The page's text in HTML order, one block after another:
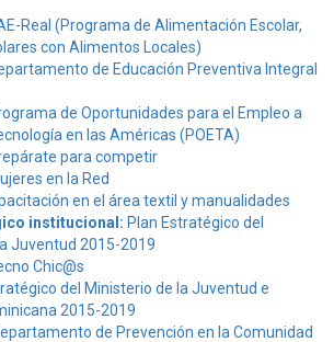
Real (Programa de Alimentación Escolar,
con Alimentos Locales)
de Educación Preventiva Integral
de Oportunidades para el Empleo a
en las Américas (POETA)
para competir
en la Red
en el área textil y manualidades
institucional: Plan Estratégico del
Juventud 2015-2019
Chic@s
del Ministerio de la Juventud e
2015-2019
de Prevención en la Comunidad